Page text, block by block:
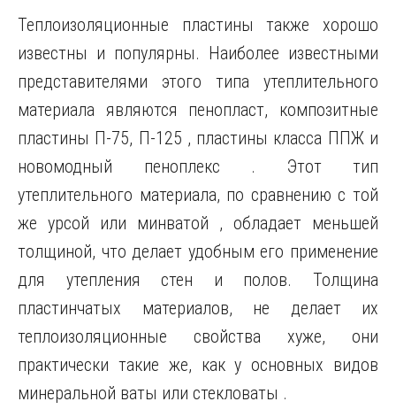
Теплоизоляционные пластины также хорошо
известны и популярны. Наиболее известными
представителями этого типа утеплительного
материала являются пенопласт, композитные
пластины П-75, П-125 , пластины класса ППЖ и
новомодный пеноплекс . Этот тип
утеплительного материала, по сравнению с той
же урсой или минватой , обладает меньшей
толщиной, что делает удобным его применение
для утепления стен и полов. Толщина
пластинчатых материалов, не делает их
теплоизоляционные свойства хуже, они
практически такие же, как у основных видов
минеральной ваты или стекловаты .